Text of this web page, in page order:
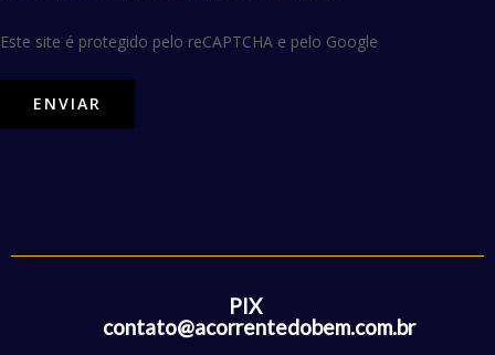
Este site é protegido pelo reCAPTCHA e pelo Google
PIX
contato@acorrentedobem.com.br